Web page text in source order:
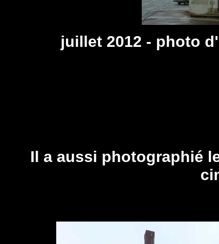
juillet 2012 - photo
Il a aussi photographié